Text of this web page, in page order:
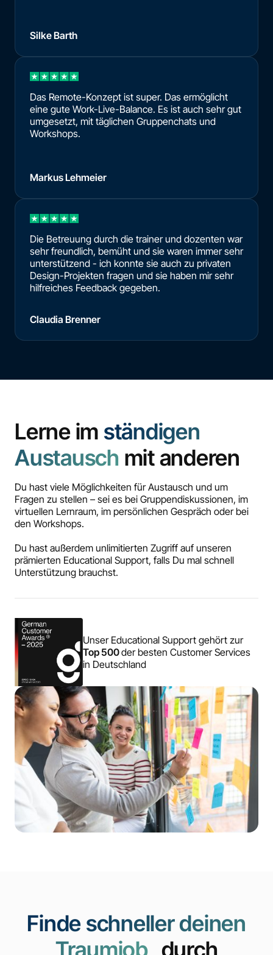
Silke Barth
Das Remote-Konzept ist super. Das ermöglicht
eine gute Work-Live-Balance. Es ist auch sehr gut
umgesetzt, mit täglichen Gruppenchats und
Workshops.
Markus Lehmeier
Die Betreuung durch die trainer und dozenten war
sehr freundlich, bemüht und sie waren immer sehr
unterstützend - ich konnte sie auch zu privaten
Design-Projekten fragen und sie haben mir sehr
hilfreiches Feedback gegeben.
Claudia Brenner
Lerne im ständigen
Austausch mit anderen
Du hast viele Möglichkeiten für Austausch und um
Fragen zu stellen – sei es bei Gruppendiskussionen, im
virtuellen Lernraum, im persönlichen Gespräch oder bei
den Workshops.
Du hast außerdem unlimitierten Zugriff auf unseren
prämierten Educational Support, falls Du mal schnell
Unterstützung brauchst.
Unser Educational Support gehört zur
Top 500der besten Customer Services
in Deutschland
Finde schneller deinen
Traumjobdurch